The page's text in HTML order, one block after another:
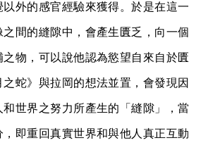
以外的感官經驗來獲得。於是在這一
間的縫隙中，會產生匱乏，向一個
物，可以說他認為慾望自來自於匱
蛇》與拉岡的想法並置，會發現因
世界之努力所產生的「縫隙」，當
即重回真實世界和與他人真正互動